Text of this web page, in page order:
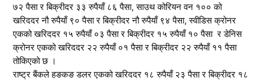
७२ पैसा र बिक्रीदर ३३ रुपैयाँ ८६ पैसा, साउथ कोरियन वन १०० को
खरिददर नौ रुपैयाँ ९० पैसा र बिक्रीदर नौ रुपैयाँ ९४ पैसा, स्वीडिस क्रोनर
एकको खरिददर १५ रुपैयाँ ०३ पैसा र बिक्रीदर १५ रुपैयाँ १० पैसा र डेनिस
क्रोनर एकको खरिददर २२ रुपैयाँ ०१ पैसा र बिक्रीदर २२ रुपैयाँ ११ पैसा
तोकिएको छ ।
राष्ट्र बैंकले हङकङ डलर एकको खरिददर १८ रुपैयाँ २३ पैसा र बिक्रीदर १८